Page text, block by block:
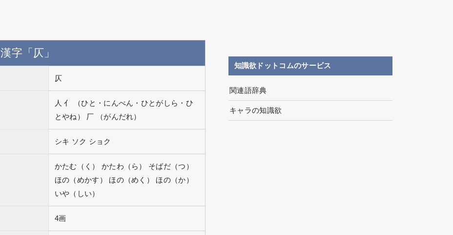
漢字「仄」
仄
人 亻 （ひと・にんべん・ひとがしら・ひ
とやね） 厂 （がんだれ）
シキ ソク ショク
かたむ（く） かたわ（ら） そばだ（つ）
ほの（めかす） ほの（めく） ほの（か）
いや（しい）
4画
知識欲ドットコムのサービス
関連語辞典
キャラの知識欲